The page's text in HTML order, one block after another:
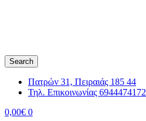
Search
Πατρών 31, Πειραιάς 185 44
Τηλ. Επικοινωνίας 6944474172
0,00€ 0